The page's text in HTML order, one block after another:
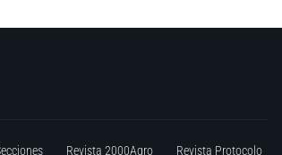
Revista 2000Agro Revista Protocolo